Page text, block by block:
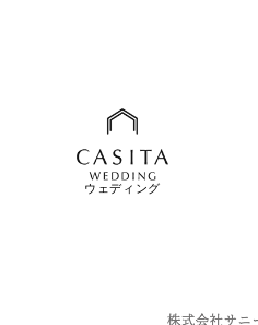
ウェディング